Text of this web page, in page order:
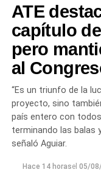
ATE
capítulo
pero
al
“Es un triunfo de la
proyecto, sino
país entero con
terminando las balas
señaló Aguiar.
Hace 14 horasel 05/